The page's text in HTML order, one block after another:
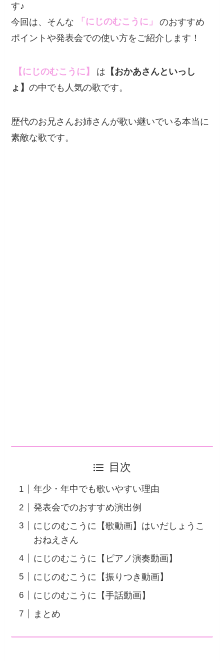
す♪
今回は、そんな
「にじのむこうに」
のおすすめ
ポイントや発表会での使い方をご紹介します！
【にじのむこうに】 は 【おかあさんといっし
ょ】の中でも人気の歌です。
歴代のお兄さんお姉さんが歌い継いでいる本当に
素敵な歌です。
目次
年少・年中でも歌いやすい理由
発表会でのおすすめ演出例
にじのむこうに【歌動画】はいだしょうこ
おねえさん
にじのむこうに【ピアノ演奏動画】
にじのむこうに【振りつき動画】
にじのむこうに【手話動画】
まとめ